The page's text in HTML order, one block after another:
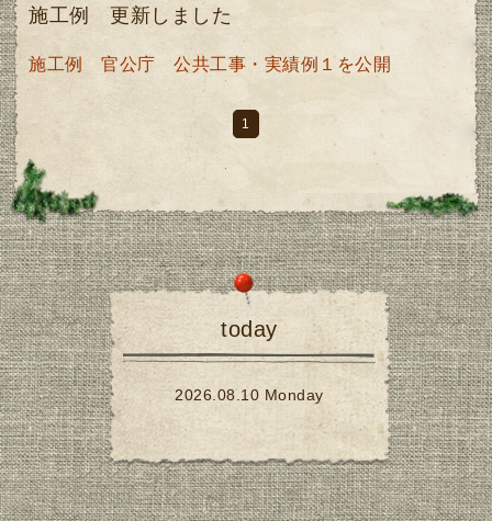
施工例 更新しました
施工例 官公庁 公共工事・実績例１を公開
1
today
2026.08.10 Monday